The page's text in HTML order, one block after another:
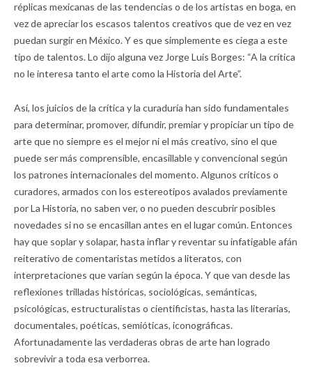
réplicas mexicanas de las tendencias o de los artistas en boga, en
vez de apreciar los escasos talentos creativos que de vez en vez
puedan surgir en México. Y es que simplemente es ciega a este
tipo de talentos. Lo dijo alguna vez Jorge Luis Borges: “A la crítica
no le interesa tanto el arte como la Historia del Arte”.
Así, los juicios de la crítica y la curaduría han sido fundamentales
para determinar, promover, difundir, premiar y propiciar un tipo de
arte que no siempre es el mejor ni el más creativo, sino el que
puede ser más comprensible, encasillable y convencional según
los patrones internacionales del momento. Algunos críticos o
curadores, armados con los estereotipos avalados previamente
por La Historia, no saben ver, o no pueden descubrir posibles
novedades si no se encasillan antes en el lugar común. Entonces
hay que soplar y solapar, hasta inflar y reventar su infatigable afán
reiterativo de comentaristas metidos a literatos, con
interpretaciones que varían según la época. Y que van desde las
reflexiones trilladas históricas, sociológicas, semánticas,
psicológicas, estructuralistas o cientificistas, hasta las literarias,
documentales, poéticas, semióticas, iconográficas.
Afortunadamente las verdaderas obras de arte han logrado
sobrevivir a toda esa verborrea.